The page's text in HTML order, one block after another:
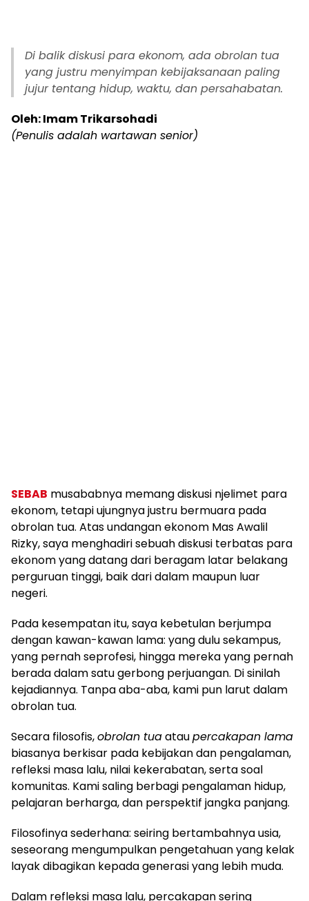
Di balik diskusi para ekonom, ada obrolan tua
yang justru menyimpan kebijaksanaan paling
jujur tentang hidup, waktu, dan persahabatan.
Oleh: Imam Trikarsohadi
(Penulis adalah wartawan senior)
SEBAB musababnya memang diskusi njelimet para
ekonom, tetapi ujungnya justru bermuara pada
obrolan tua. Atas undangan ekonom Mas Awalil
Rizky, saya menghadiri sebuah diskusi terbatas para
ekonom yang datang dari beragam latar belakang
perguruan tinggi, baik dari dalam maupun luar
negeri.
Pada kesempatan itu, saya kebetulan berjumpa
dengan kawan-kawan lama: yang dulu sekampus,
yang pernah seprofesi, hingga mereka yang pernah
berada dalam satu gerbong perjuangan. Di sinilah
kejadiannya. Tanpa aba-aba, kami pun larut dalam
obrolan tua.
Secara filosofis,obrolan tuaataupercakapan lama
biasanya berkisar pada kebijakan dan pengalaman,
refleksi masa lalu, nilai kekerabatan, serta soal
komunitas. Kami saling berbagi pengalaman hidup,
pelajaran berharga, dan perspektif jangka panjang.
Filosofinya sederhana: seiring bertambahnya usia,
seseorang mengumpulkan pengetahuan yang kelak
layak dibagikan kepada generasi yang lebih muda.
Dalam refleksi masa lalu, percakapan sering